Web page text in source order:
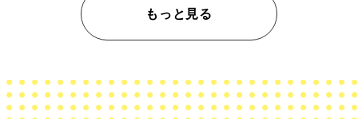
もっと見る